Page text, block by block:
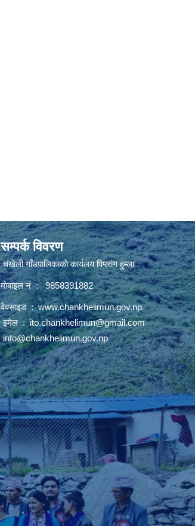
सम्पर्क विवरण
चंखेली गाँउपालिकाकाे कार्यलय पिप्लांग हुम्ला
माेबाइल नं : 9858391882
वेवसाइड :www.chankhelimun.gov.np
इमेल :ito.chankhelimun@gmail.com
info@chankhelimun.gov.np